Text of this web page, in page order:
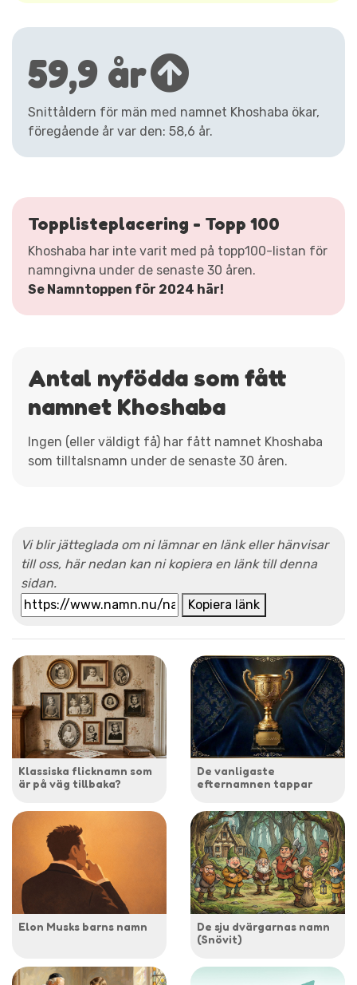
59,9 år
Snittåldern för män med namnet Khoshaba ökar,
föregående år var den: 58,6 år.
Topplisteplacering - Topp 100
Khoshaba har inte varit med på topp100-listan för
namngivna under de senaste 30 åren.
Se Namntoppen för 2024 här!
Antal nyfödda som fått
namnet Khoshaba
Ingen (eller väldigt få) har fått namnet Khoshaba
som tilltalsnamn under de senaste 30 åren.
Vi blir jätteglada om ni lämnar en länk eller hänvisar
till oss, här nedan kan ni kopiera en länk till denna
sidan.
Kopiera länk
Klassiska flicknamn som
är på väg tillbaka?
De vanligaste
efternamnen tappar
Elon Musks barns namn
De sju dvärgarnas namn
(Snövit)